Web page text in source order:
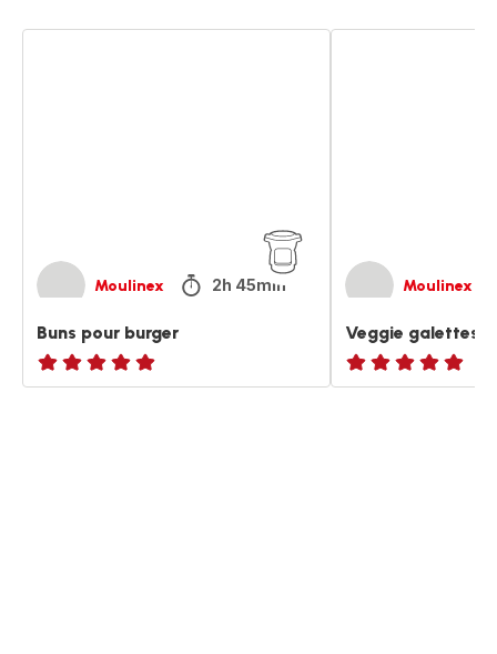
Moulinex 2h 45min
Buns pour burger
ratings.NaN
Moulinex
Veggie galettes
Avis